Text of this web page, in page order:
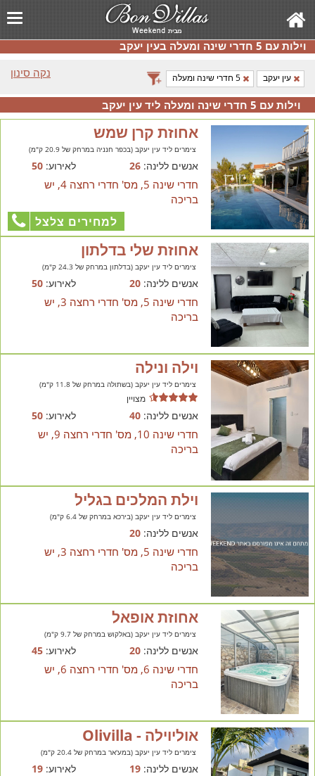
וילות עם 5 חדרי שינה ומעלה בעין יעקב
נקה סינון
עין יעקב 5 חדרי שינה ומעלה
וילות עם 5 חדרי שינה ומעלה ליד עין יעקב
אחוזת קרן שמש
צימרים ליד עין יעקב (בכפר חנניה במרחק של 20.9 ק"מ)
אנשים ללינה:26 לאירוע:50
חדרי שינה 5, מס' חדרי רחצה 4, יש
בריכה
למחירים צלצל
אחוזת שלי בדלתון
צימרים ליד עין יעקב (בדלתון במרחק של 24.3 ק"מ)
אנשים ללינה:20 לאירוע:50
חדרי שינה 5, מס' חדרי רחצה 3, יש
בריכה
וילה ונילה
צימרים ליד עין יעקב (בשתולה במרחק של 11.8 ק"מ)
מצויין
אנשים ללינה:40 לאירוע:50
חדרי שינה 10, מס' חדרי רחצה 9, יש
בריכה
וילת המלכים בגליל
צימרים ליד עין יעקב (בירכא במרחק של 6.4 ק"מ)
אנשים ללינה:20
חדרי שינה 5, מס' חדרי רחצה 3, יש
בריכה
אחוזת אופאל
צימרים ליד עין יעקב (באלקוש במרחק של 9.7 ק"מ)
אנשים ללינה:20 לאירוע:45
חדרי שינה 6, מס' חדרי רחצה 6, יש
בריכה
אוליוילה - Olivilla
צימרים ליד עין יעקב (במע'אר במרחק של 20.4 ק"מ)
אנשים ללינה:19 לאירוע:19